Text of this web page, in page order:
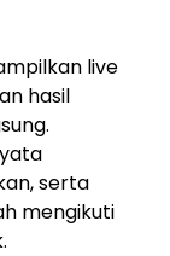
live
hasil
serta
mengikuti